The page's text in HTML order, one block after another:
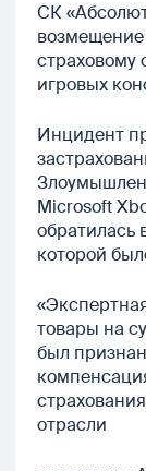
СК
страховому
игровых
Инцидент
Microsoft
обратилась
которой
товары на
был
отрасли